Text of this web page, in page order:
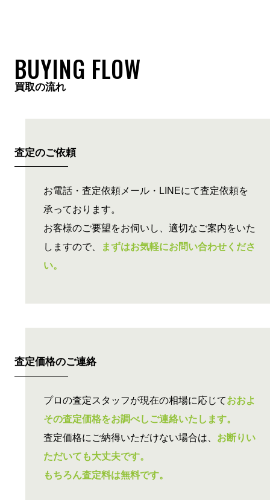
BUYING FLOW
買取の流れ
査定のご依頼
お電話・査定依頼メール・LINEにて査定依頼を
承っております。
お客様のご要望をお伺いし、適切なご案内をいた
しますので、
まずはお気軽にお問い合わせくださ
い。
査定価格のご連絡
プロの査定スタッフが現在の相場に応じておおよ
その査定価格をお調べしご連絡いたします。
査定価格にご納得いただけない場合は、 お断りい
ただいても大丈夫です。
もちろん査定料は無料です。